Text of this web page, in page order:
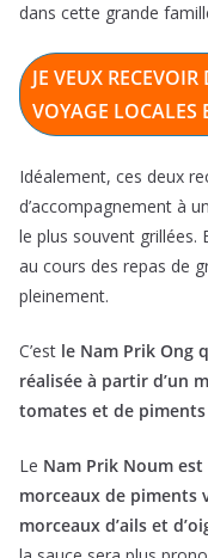
dans cette grande
JE VEUX RECEVOIR
VOYAGE
Idéalement, ces deux
d’accompagnement à
le plus souvent grillées.
au cours des repas de
pleinement.
C’est le Nam Prik Ong
réalisée à partir d’un
tomates et de
Le Nam Prik Noum
morceaux de piments
morceaux d’ails et